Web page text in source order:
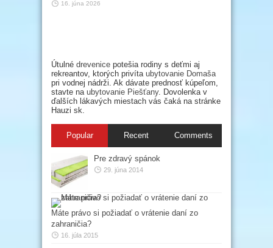
16. júna 2026
Útulné drevenice potešia rodiny s deťmi aj
rekreantov, ktorých privíta ubytovanie Domaša
pri vodnej nádrži. Ak dávate prednosť kúpeľom,
stavte na ubytovanie Piešťany. Dovolenka v
ďalších lákavých miestach vás čaká na stránke
Hauzi sk.
Popular Recent Comments
Pre zdravý spánok
29. júna 2014
Máte právo si požiadať o vrátenie daní zo
zahraničia?
16. júla 2015